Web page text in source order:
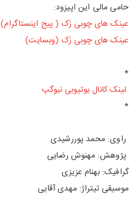
حامی مالی این اپیزود:
عینک های چوبی زَک ( پیج اینستاگرام)
عینک های چوبی زَک (وبسایت)
*
لینک کانال یوتیوبی نیوگپ
*
راوی: محمد پوررشیدی
پژوهش: مهنوش رضایی
گرافیک: بهنام عزیزی
موسیقی تیتراژ: مهدی آقایی